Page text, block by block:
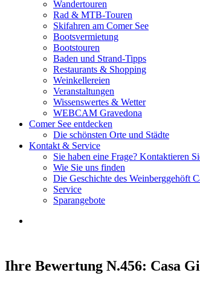
Wandertouren
Rad & MTB-Touren
Skifahren am Comer See
Bootsvermietung
Bootstouren
Baden und Strand-Tipps
Restaurants & Shopping
Weinkellereien
Veranstaltungen
Wissenswertes & Wetter
WEBCAM Gravedona
Comer See entdecken
Die schönsten Orte und Städte
Kontakt & Service
Sie haben eine Frage? Kontaktieren
Wie Sie uns finden
Die Geschichte des Weinberggehöft
Service
Sparangebote
Ihre Bewertung N.456: Casa